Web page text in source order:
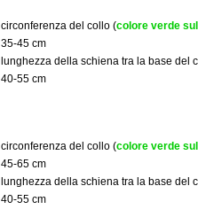
circonferenza del collo (colore verde
35-45 cm
lunghezza della schiena tra la base del
40-55 cm
circonferenza del collo (colore verde
45-65 cm
lunghezza della schiena tra la base del
40-55 cm